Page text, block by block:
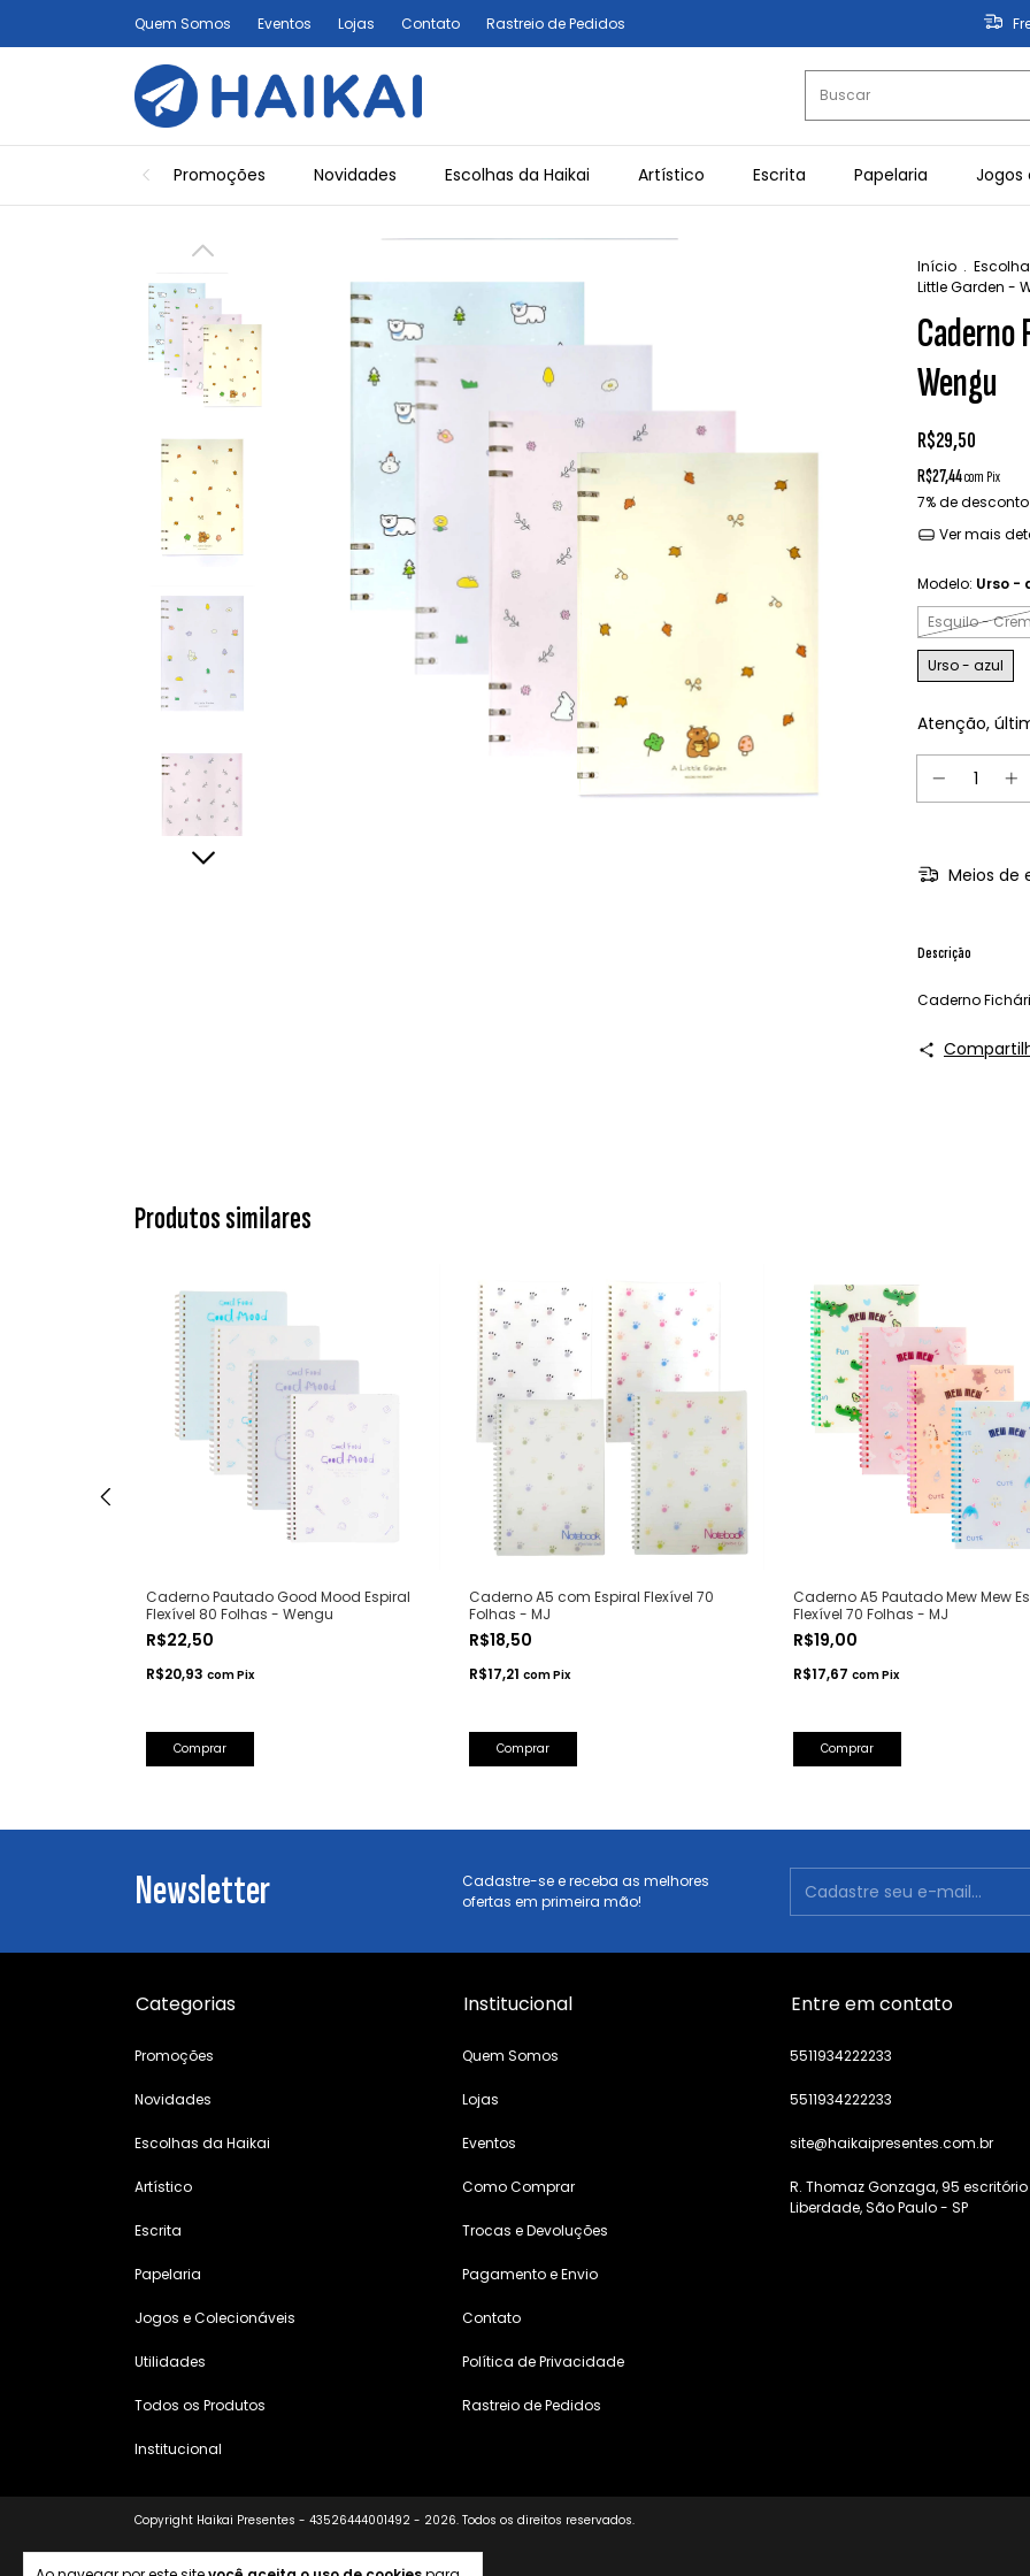
Quem Somos Eventos Lojas Contato Rastreio de Pedidos
Promoções Novidades Escolhas da Haikai Artístico Escrita Papelaria Jogos
Início .
Little Garden -
Wengu
R$29,50
R$27,44com Pix
7% de desconto
Ver mais
Modelo: Urso -
Esquilo -
Urso - azul
Atenção,
Meios de
Descrição
Caderno
Produtos similares
Caderno Pautado Good Mood Espiral
Flexível 80 Folhas - Wengu
R$22,50
R$20,93 comPix
Comprar
Caderno A5 com Espiral Flexível 70
Folhas - MJ
R$18,50
R$17,21comPix
Comprar
Caderno A5 Pautado Mew Mew
Flexível 70 Folhas - MJ
R$19,00
R$17,67 comPix
Comprar
Newsletter
Cadastre-se e receba as melhores
ofertas em primeira mão!
Categorias
Promoções
Novidades
Escolhas da Haikai
Artístico
Escrita
Papelaria
Jogos e Colecionáveis
Utilidades
Todos os Produtos
Institucional
Institucional
Quem Somos
Lojas
Eventos
Como Comprar
Trocas e Devoluções
Pagamento e Envio
Contato
Política de Privacidade
Rastreio de Pedidos
Entre em contato
5511934222233
5511934222233
site@haikaipresentes.com.br
R. Thomaz Gonzaga, 95
Liberdade, São Paulo - SP
Copyright Haikai Presentes - 43526444001492 - 2026. Todos os direitos reservados.